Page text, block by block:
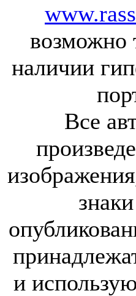
возможно
наличии
Все
и